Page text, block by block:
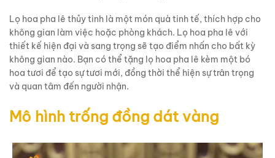
Lọ hoa pha lê thủy tinh là một món quà tinh tế, thích hợp cho
không gian làm việc hoặc phòng khách. Lọ hoa pha lê với
thiết kế hiện đại và sang trọng sẽ tạo điểm nhấn cho bất kỳ
không gian nào. Bạn có thể tặng lọ hoa pha lê kèm một bó
hoa tươi để tạo sự tươi mới, đồng thời thể hiện sự trân trọng
và quan tâm đến người nhận.
Mô hình trống đồng dát vàng